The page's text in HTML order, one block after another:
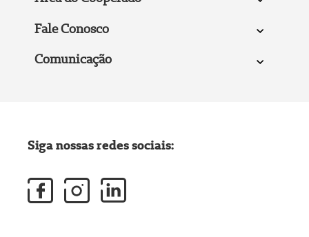
Fale Conosco
Comunicação
Siga nossas redes sociais: